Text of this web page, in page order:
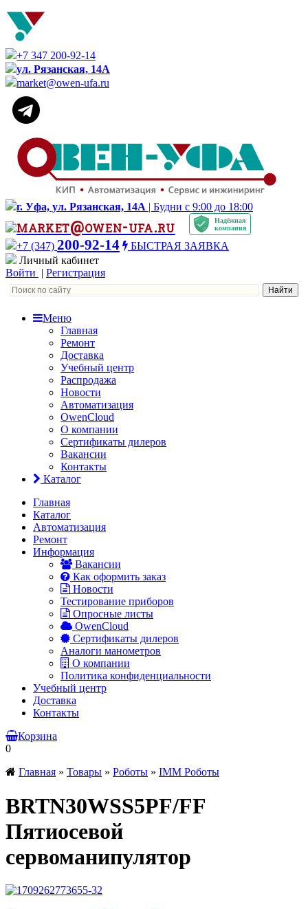
+7 347 200-92-14
ул. Рязанская, 14А
market@owen-ufa.ru
г. Уфа, ул. Рязанская, 14А | Будни с 9:00 до 18:00
market@owen-ufa.ru
Надёжная
компания
+7 (347) 200-92-14
БЫСТРАЯ ЗАЯВКА
Личный кабинет
Войти | Регистрация
Меню
Главная
Ремонт
Доставка
Учебный центр
Распродажа
Новости
Автоматизация
OwenCloud
О компании
Сертификаты дилеров
Вакансии
Контакты
Каталог
Главная
Каталог
Автоматизация
Ремонт
Информация
Вакансии
Как оформить заказ
Новости
Тестирование приборов
Опросные листы
OwenCloud
Сертификаты дилеров
Аналоги манометров
О компании
Политика конфиденциальности
Учебный центр
Доставка
Контакты
Корзина
0
Главная » Товары » Роботы » IMM Роботы
BRTN30WSS5PF/FF
Пятиосевой
сервоманипулятор